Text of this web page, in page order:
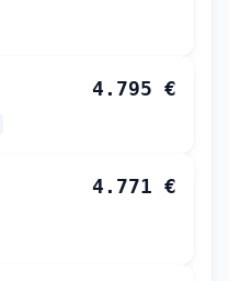
4.795 €
4.771 €